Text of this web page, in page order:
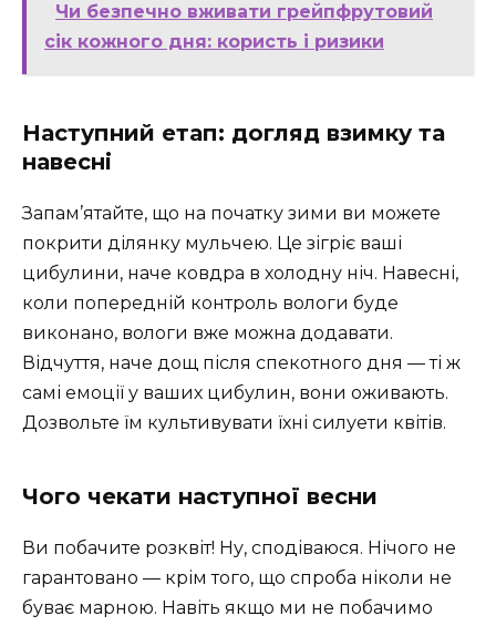
Чи безпечно вживати грейпфрутовий
сік кожного дня: користь і ризики
Наступний етап: догляд взимку та
навесні
Запам’ятайте, що на початку зими ви можете
покрити ділянку мульчею. Це зігріє ваші
цибулини, наче ковдра в холодну ніч. Навесні,
коли попередній контроль вологи буде
виконано, вологи вже можна додавати.
Відчуття, наче дощ після спекотного дня — ті ж
самі емоції у ваших цибулин, вони оживають.
Дозвольте їм культивувати їхні силуети квітів.
Чого чекати наступної весни
Ви побачите розквіт! Ну, сподіваюся. Нічого не
гарантовано — крім того, що спроба ніколи не
буває марною. Навіть якщо ми не побачимо